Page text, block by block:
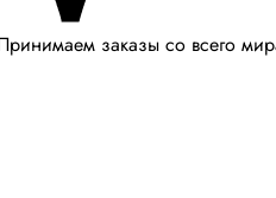
заказы со всего